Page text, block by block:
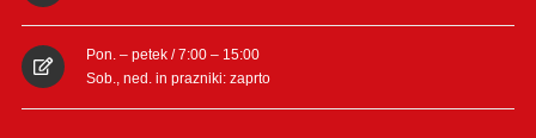
Pon. – petek / 7:00 – 15:00
Sob., ned. in prazniki: zaprto